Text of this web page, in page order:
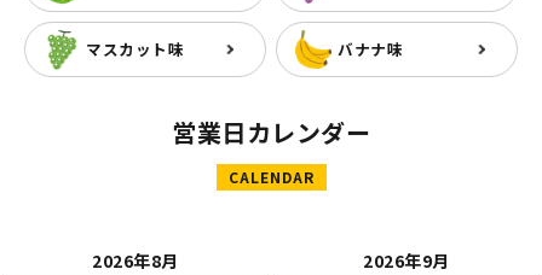
マスカット味 バナナ味
営業日カレンダー
CALENDAR
2026年8月
2026年9月